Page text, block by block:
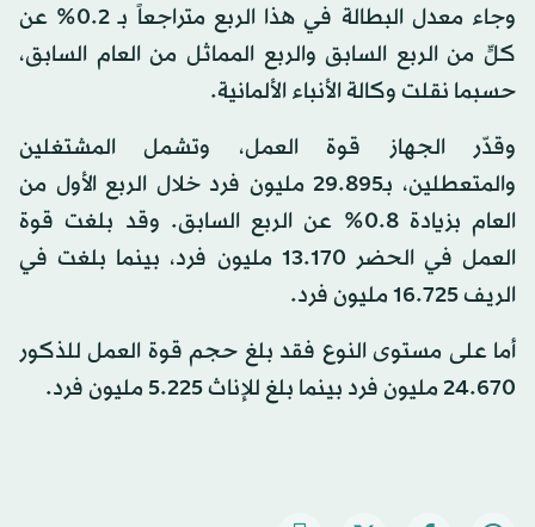
وجاء معدل البطالة في هذا الربع متراجعاً بـ 0.2% عن
كلٍّ من الربع السابق والربع المماثل من العام السابق،
حسبما نقلت وكالة الأنباء الألمانية.
وقدّر الجهاز قوة العمل، وتشمل المشتغلين
والمتعطلين، بـ895.‏29 مليون فرد خلال الربع الأول من
العام بزيادة 0.8% عن الربع السابق. وقد بلغت قوة
العمل في الحضر 170.‏13 مليون فرد، بينما بلغت في
الريف 725.‏16 مليون فرد.
أما على مستوى النوع فقد بلغ حجم قوة العمل للذكور
670.‏24 مليون فرد بينما بلغ للإناث 225.‏5 مليون فرد.